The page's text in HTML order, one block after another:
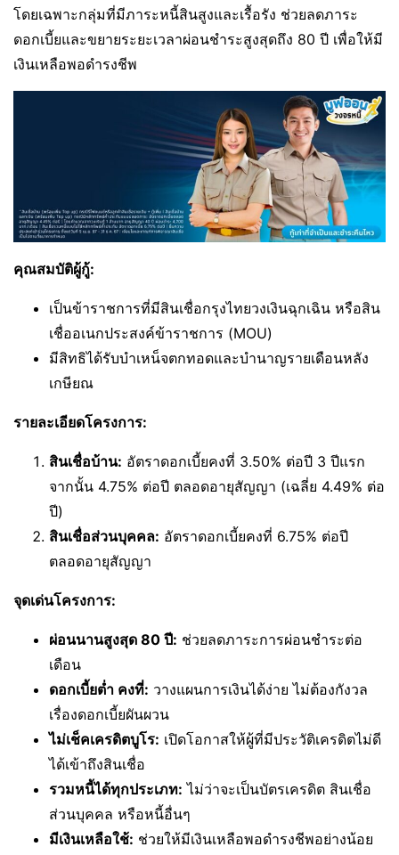
โดยเฉพาะกลุ่มที่มีภาระหนี้สินสูงและเรื้อรัง ช่วยลดภาระ
ดอกเบี้ยและขยายระยะเวลาผ่อนชำระสูงสุดถึง 80 ปี เพื่อให้มี
เงินเหลือพอดำรงชีพ
คุณสมบัติผู้กู้:
เป็นข้าราชการที่มีสินเชื่อกรุงไทยวงเงินฉุกเฉิน หรือสิน
เชื่ออเนกประสงค์ข้าราชการ (MOU)
มีสิทธิได้รับบำเหน็จตกทอดและบำนาญรายเดือนหลัง
เกษียณ
รายละเอียดโครงการ:
สินเชื่อบ้าน: อัตราดอกเบี้ยคงที่ 3.50% ต่อปี 3 ปีแรก
จากนั้น 4.75% ต่อปี ตลอดอายุสัญญา (เฉลี่ย 4.49% ต่อ
ปี)
สินเชื่อส่วนบุคคล: อัตราดอกเบี้ยคงที่ 6.75% ต่อปี
ตลอดอายุสัญญา
จุดเด่นโครงการ:
ผ่อนนานสูงสุด 80 ปี: ช่วยลดภาระการผ่อนชำระต่อ
เดือน
ดอกเบี้ยต่ำ คงที่: วางแผนการเงินได้ง่าย ไม่ต้องกังวล
เรื่องดอกเบี้ยผันผวน
ไม่เช็คเครดิตบูโร: เปิดโอกาสให้ผู้ที่มีประวัติเครดิตไม่ดี
ได้เข้าถึงสินเชื่อ
รวมหนี้ได้ทุกประเภท: ไม่ว่าจะเป็นบัตรเครดิต สินเชื่อ
ส่วนบุคคล หรือหนี้อื่นๆ
มีเงินเหลือใช้: ช่วยให้มีเงินเหลือพอดำรงชีพอย่างน้อย